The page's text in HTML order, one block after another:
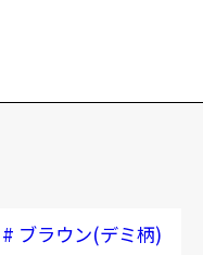
過した商品などです。キ
# ブラウン(デミ柄)